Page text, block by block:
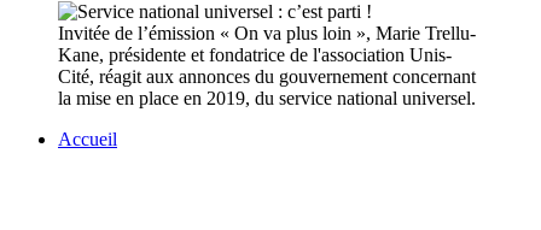
Invitée de l’émission « On va plus loin », Marie Trellu-
Kane, présidente et fondatrice de l'association Unis-
Cité, réagit aux annonces du gouvernement concernant
la mise en place en 2019, du service national universel.
Accueil